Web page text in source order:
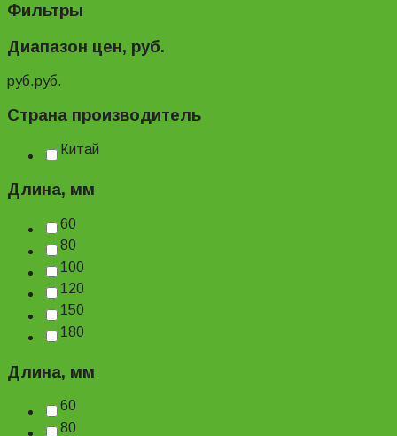
Фильтры
Диапазон цен, руб.
руб.руб.
Страна производитель
Китай
Длина, мм
60
80
100
120
150
180
Длина, мм
60
80